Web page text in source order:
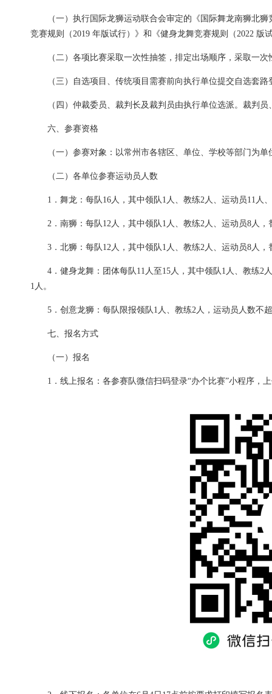
（一）执行国际龙狮运动联合会审定的《国际舞龙南狮北
竞赛规则（2019 年版试行）》和《健身龙舞竞赛规则（2022
（二）各项比赛采取一次性抽签，排定出场顺序，采取一
（三）自选项目、传统项目需赛前向执行单位提交自选套
（四）仲裁委员、裁判长及裁判员由执行单位选派。裁判
六、参赛资格
（一）参赛对象：以常州市各辖区、单位、学校等部门为
（二）各单位参赛运动员人数
1．舞龙：每队16人，其中领队1人、教练2人、运动员11人
2．南狮：每队12人，其中领队1人、教练2人、运动员8人，
3．北狮：每队12人，其中领队1人、教练2人、运动员8人，
4．健身龙舞：团体每队11人至15人，其中领队1人、教练2
1人。
5．创意龙狮：每队限报领队1人、教练2人，运动员人数不
七、报名方式
（一）报名
1．线上报名：各参赛队微信扫码登录“办个比赛”小程序，